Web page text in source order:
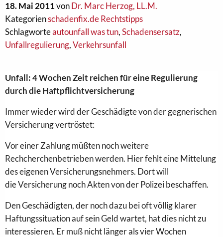
18. Mai 2011vonDr. Marc Herzog, LL.M.
Kategorienschadenfix.de Rechtstipps
Schlagworteautounfall was tun,Schadensersatz,
Unfallregulierung,Verkehrsunfall
Unfall: 4WochenZeit reichenfüreineRegulierung
durchdieHaftpflichtversicherung
ImmerwiederwirdderGeschädigtevondergegnerischen
Versicherungvertröstet:
VoreinerZahlungmüßtennochweitere
Rechcherchenbetriebenwerden. HierfehlteineMittelung
deseigenenVersicherungsnehmers. Dortwill
dieVersicherungnochAktenvonderPolizeibeschaffen.
DenGeschädigten, der noch dazu bei oft völlig klarer
Haftungssituation auf sein Geld wartet, hat diesnichtzu
interessieren. Ermußnichtlänger als vierWochen